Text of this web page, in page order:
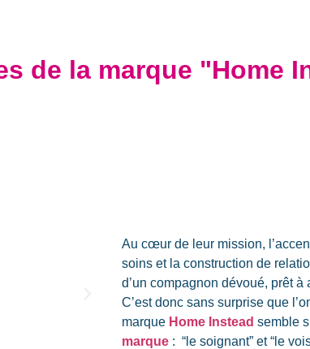
de la marque "Home
Au cœur de leur mission,
soins et la construction de
d’un compagnon dévoué, prêt à
C’est donc sans surprise que
marque Home Instead semble
marque : “le soignant” et “le